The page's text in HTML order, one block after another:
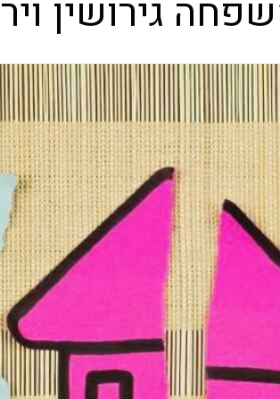
גירושין